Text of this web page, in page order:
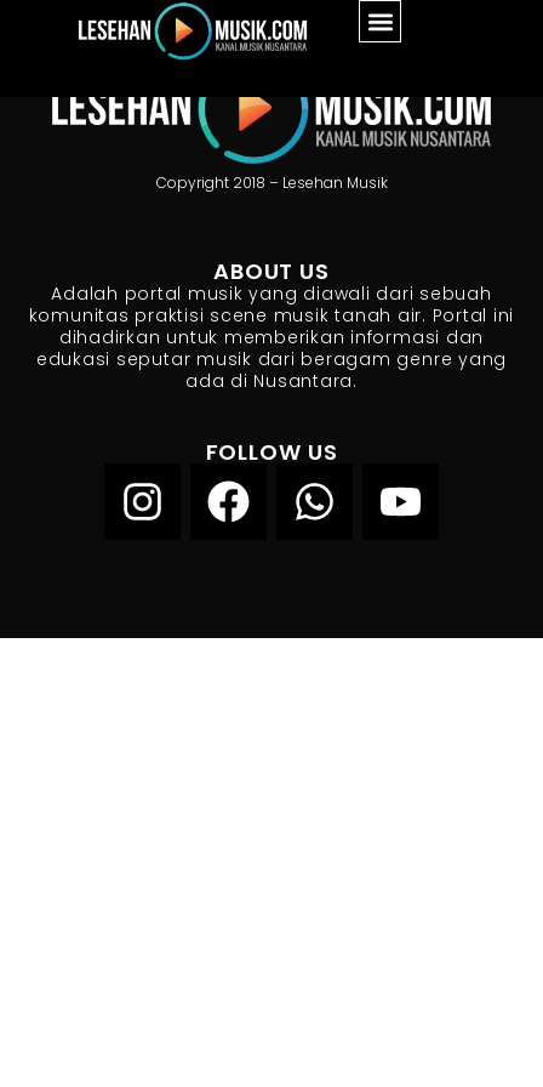
Copyright 2018 – Lesehan Musik
ABOUT US
Adalah portal musik yang diawali dari sebuah
komunitas praktisi scene musik tanah air. Portal ini
dihadirkan untuk memberikan informasi dan
edukasi seputar musik dari beragam genre yang
ada di Nusantara.
FOLLOW US